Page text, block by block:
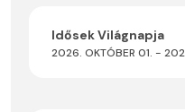
Idősek Világnapja
2026. OKTÓBER 01. -